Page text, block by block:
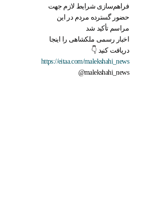
فراهم‌سازی شرایط لازم جهت
حضور گسترده مردم در این
مراسم تأکید شد
اخبار رسمی ملکشاهی را اینجا
دریافت کنید 👇
https://eitaa.com/malekshahi_news
@malekshahi_news